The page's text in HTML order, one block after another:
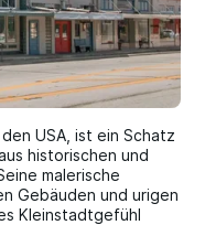
USA, ist ein Schatz
historischen und
malerische
Gebäuden und urigen
Kleinstadtgefühl